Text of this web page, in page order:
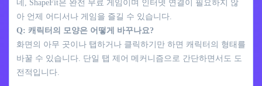
네, ShapeFit은 완전 무료 게임이며 인터넷 연결이 필요하지 않
아 언제 어디서나 게임을 즐길 수 있습니다.
Q: 캐릭터의 모양은 어떻게 바꾸나요?
화면의 아무 곳이나 탭하거나 클릭하기만 하면 캐릭터의 형태를
바꿀 수 있습니다. 단일 탭 제어 메커니즘으로 간단하면서도 도
전적입니다.